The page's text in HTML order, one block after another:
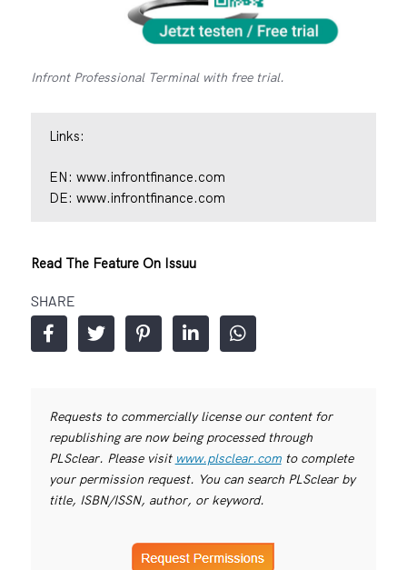
Infront Professional Terminal with free trial.
Links:
EN: www.infrontfinance.com
DE: www.infrontfinance.com
Read The Feature On Issuu
SHARE
Requests to commercially license our content for
republishing are now being processed through
PLSclear. Please visit www.plsclear.comto complete
your permission request. You can search PLSclear by
title, ISBN/ISSN, author, or keyword.